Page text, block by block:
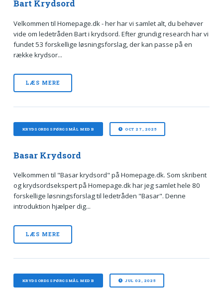
Bart Krydsord
Velkommen til Homepage.dk - her har vi samlet alt, du behøver
vide om ledetråden Bart i krydsord. Efter grundig research har vi
fundet 53 forskellige løsningsforslag, der kan passe på en
række krydsor...
LÆS MERE
KRYDSORDSSPØRGSMÅL MED B OCT 27, 2025
Basar Krydsord
Velkommen til "Basar krydsord" på Homepage.dk. Som skribent
og krydsordsekspert på Homepage.dk har jeg samlet hele 80
forskellige løsningsforslag til ledetråden "Basar". Denne
introduktion hjælper dig...
LÆS MERE
KRYDSORDSSPØRGSMÅL MED B JUL 02, 2025